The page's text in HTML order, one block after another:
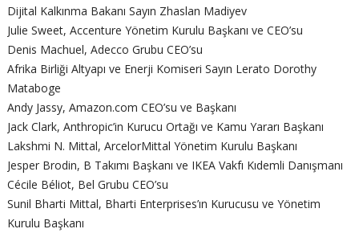
Dijital Kalkınma Bakanı Sayın Zhaslan Madiyev
Julie Sweet, Accenture Yönetim Kurulu Başkanı ve CEO’su
Denis Machuel, Adecco Grubu CEO’su
Afrika Birliği Altyapı ve Enerji Komiseri Sayın Lerato Dorothy
Mataboge
Andy Jassy, ​​Amazon.com CEO’su ve Başkanı
Jack Clark, Anthropic’in Kurucu Ortağı ve Kamu Yararı Başkanı
Lakshmi N. Mittal, ArcelorMittal Yönetim Kurulu Başkanı
Jesper Brodin, B Takımı Başkanı ve IKEA Vakfı Kıdemli Danışmanı
Cécile Béliot, Bel Grubu CEO’su
Sunil Bharti Mittal, Bharti Enterprises’ın Kurucusu ve Yönetim
Kurulu Başkanı